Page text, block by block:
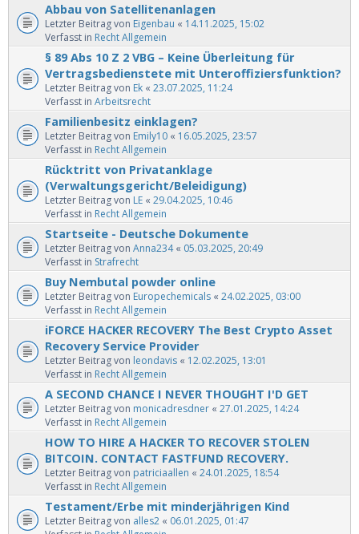
Abbau von Satellitenanlagen
Letzter Beitrag von Eigenbau « 14.11.2025, 15:02
Verfasst in Recht Allgemein
§ 89 Abs 10 Z 2 VBG – Keine Überleitung für
Vertragsbedienstete mit Unteroffiziersfunktion?
Letzter Beitrag von Ek « 23.07.2025, 11:24
Verfasst in Arbeitsrecht
Familienbesitz einklagen?
Letzter Beitrag von Emily10 « 16.05.2025, 23:57
Verfasst in Recht Allgemein
Rücktritt von Privatanklage
(Verwaltungsgericht/Beleidigung)
Letzter Beitrag von LE « 29.04.2025, 10:46
Verfasst in Recht Allgemein
Startseite - Deutsche Dokumente
Letzter Beitrag von Anna234« 05.03.2025, 20:49
Verfasst in Strafrecht
Buy Nembutal powder online
Letzter Beitrag von Europechemicals « 24.02.2025, 03:00
Verfasst in Recht Allgemein
iFORCE HACKER RECOVERY The Best Crypto Asset
Recovery Service Provider
Letzter Beitrag von leondavis « 12.02.2025, 13:01
Verfasst in Recht Allgemein
A SECOND CHANCE I NEVER THOUGHT I'D GET
Letzter Beitrag von monicadresdner « 27.01.2025, 14:24
Verfasst in Recht Allgemein
HOW TO HIRE A HACKER TO RECOVER STOLEN
BITCOIN. CONTACT FASTFUND RECOVERY.
Letzter Beitrag von patriciaallen « 24.01.2025, 18:54
Verfasst in Recht Allgemein
Testament/Erbe mit minderjährigen Kind
Letzter Beitrag von alles2 « 06.01.2025, 01:47